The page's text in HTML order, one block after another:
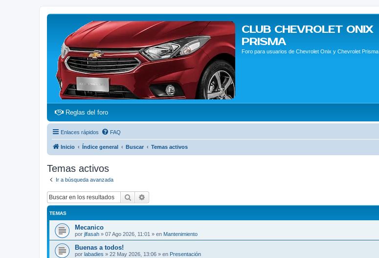
CLUB CHEVROLET ONIX
PRISMA
Foro para usuarios de Chevrolet Onix y Chevrolet Prisma
Reglas del foro(Opens a new tab)
Enlaces rápidos FAQ
Inicio Índice general Buscar Temas activos
Temas activos
Ir a búsqueda avanzada
Buscar
TEMAS
Mecanico
por jlfasah » 07 Ago 2026, 11:01 » en Mantenimiento
Buenas a todos!
por labadies » 22 May 2026, 13:06 » en Presentación